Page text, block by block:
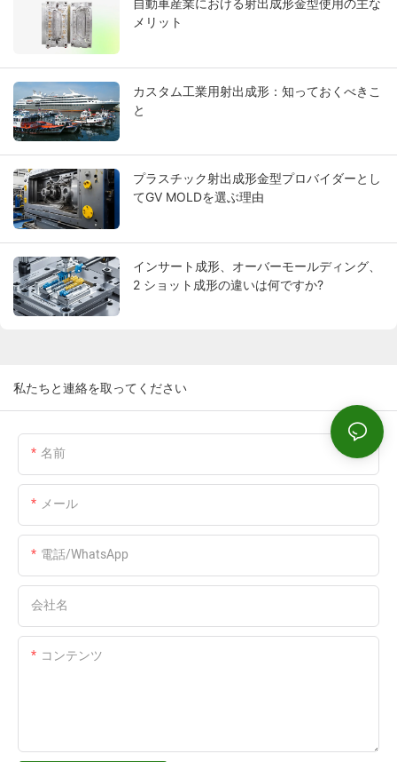
自動車産業における射出成形金型使用の主な
メリット
カスタム工業用射出成形：知っておくべきこ
と
プラスチック射出成形金型プロバイダーとし
てGV MOLDを選ぶ理由
インサート成形、オーバーモールディング、
2 ショット成形の違いは何ですか?
私たちと連絡を取ってください
名前
メール
電話/WhatsApp
会社名
コンテンツ